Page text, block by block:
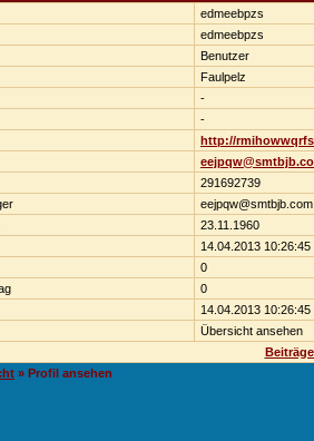
edmeebpzs
edmeebpzs
Benutzer
Faulpelz
-
-
http://
291692739
eejpqw@smtbjb.com
23.11.1960
14.04.2013 10:26:45
0
0
14.04.2013 10:26:45
Übersicht ansehen
» Profil ansehen